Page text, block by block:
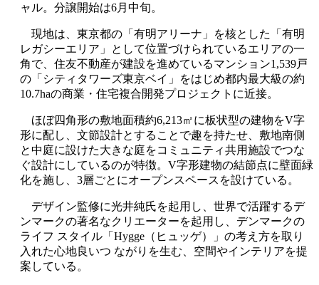
ャル。分譲開始は6月中旬。
現地は、東京都の「有明アリーナ」を核とした「有明
レガシーエリア」として位置づけられているエリアの一
角で、住友不動産が建設を進めているマンション1,539戸
の「シティタワーズ東京ベイ」をはじめ都内最大級の約
10.7haの商業・住宅複合開発プロジェクトに近接。
ほぼ四角形の敷地面積約6,213㎡に板状型の建物をV字
形に配し、文節設計とすることで趣を持たせ、敷地南側
と中庭に設けた大きな庭をコミュニティ共用施設でつな
ぐ設計にしているのが特徴。V字形建物の結節点に壁面緑
化を施し、3層ごとにオープンスペースを設けている。
デザイン監修に光井純氏を起用し、世界で活躍するデ
ンマークの著名なクリエーターを起用し、デンマークの
ライフ スタイル「Hygge（ヒュッゲ）」の考え方を取り
入れた心地良いつ ながりを生む、空間やインテリアを提
案している。